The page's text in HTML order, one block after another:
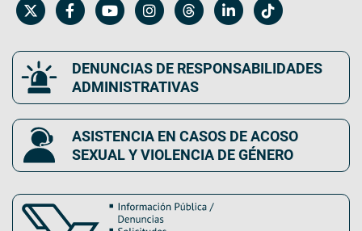
DENUNCIAS DE RESPONSABILIDADES
ADMINISTRATIVAS
ASISTENCIA EN CASOS DE ACOSO
SEXUAL Y VIOLENCIA DE GÉNERO